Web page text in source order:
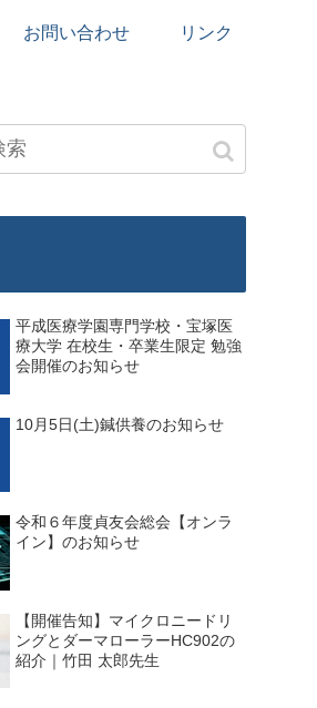
お問い合わせ リンク
平成医療学園専門学校・宝塚医
療大学 在校生・卒業生限定 勉強
会開催のお知らせ
10月5日(土)鍼供養のお知らせ
令和６年度貞友会総会【オンラ
イン】のお知らせ
【開催告知】マイクロニードリ
ングとダーマローラーHC902の
紹介｜竹田 太郎先生